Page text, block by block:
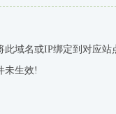
此域名或IP绑定到对应站
未生效!